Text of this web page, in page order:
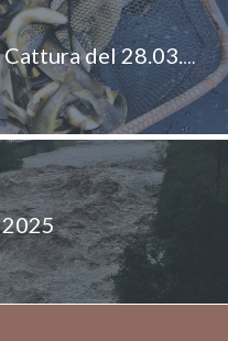
Immissione trote Pronta Cattura del 28.03.2025